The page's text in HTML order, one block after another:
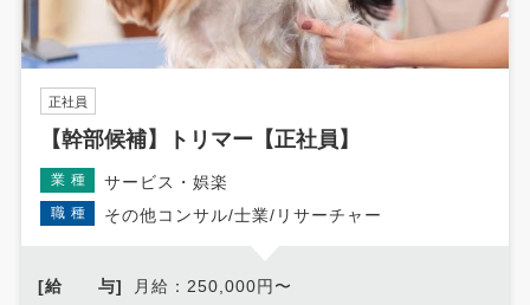
正社員
【幹部候補】トリマー【正社員】
業種 サービス・娯楽
職種 その他コンサル/士業/リサーチャー
[給 与]
月給：250,000円〜